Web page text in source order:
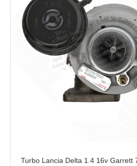
Turbo Lancia Delta 1.4 16v Garrett